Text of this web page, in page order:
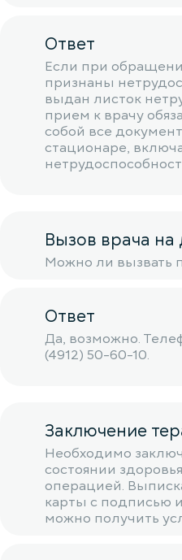
Ответ
Если при
признаны
выдан листок
прием к врачу
собой все
стационаре,
Вызов врача на
Можно ли вызвать
Ответ
Да, возможно.
(4912) 50-60-10.
Заключение
Необходимо
состоянии
операцией.
карты с подписью
можно получить